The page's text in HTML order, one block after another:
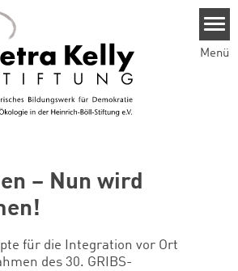
Menü
– Nun wird
für die Integration vor Ort
des 30. GRIBS-